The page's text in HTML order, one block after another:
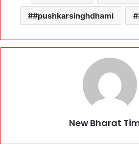
#pushkarsinghdhami
New Bharat